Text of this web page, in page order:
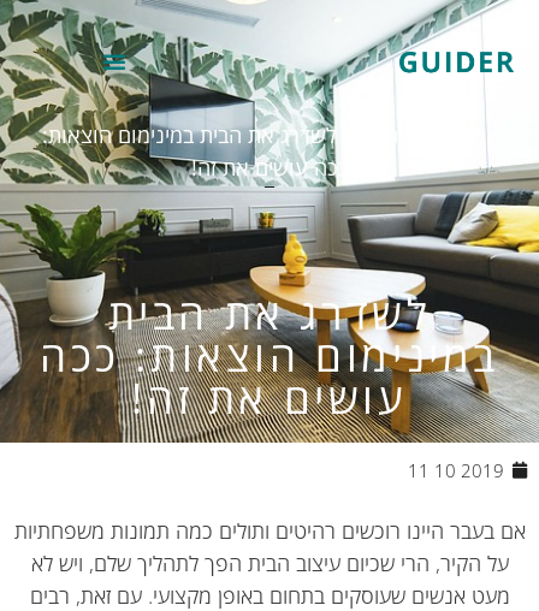
Home
לשדרג את הבית במינימום הוצאות:
ככה עושים את זה!
לשדרג את הבית
במינימום הוצאות: ככה
עושים את זה!
2019 10 11
בעבר היינו רוכשים רהיטים ותולים כמה תמונות משפחתיות
הקיר, הרי שכיום עיצוב הבית הפך לתהליך שלם, ויש לא
אנשים שעוסקים בתחום באופן מקצועי. עם זאת, רבים